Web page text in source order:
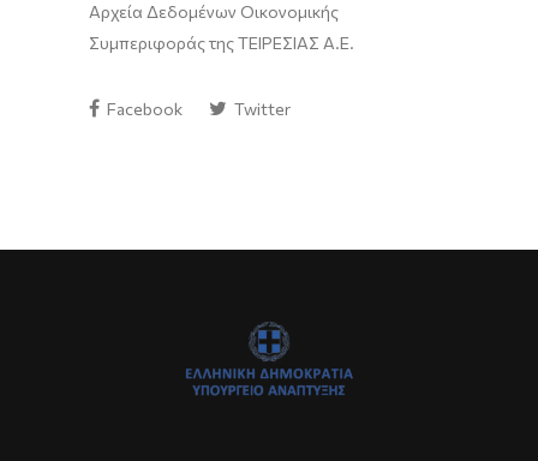
Αρχεία Δεδομένων Οικονομικής
Συμπεριφοράς της ΤΕΙΡΕΣΙΑΣ Α.Ε.
Facebook Twitter